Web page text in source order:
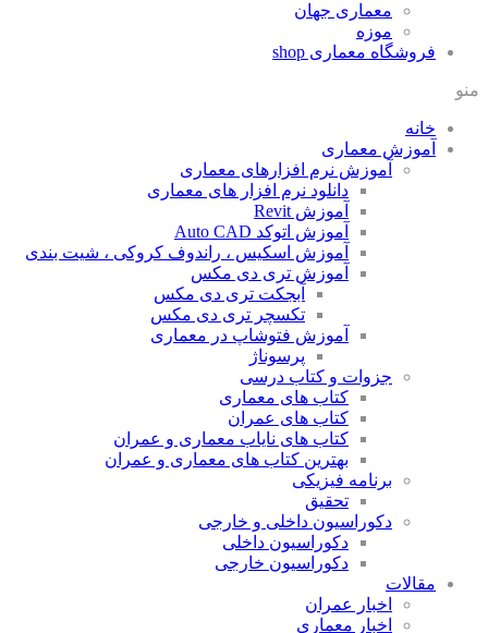
معماری جهان
موزه
فروشگاه معماری shop
منو
خانه
آموزش معماری
آموزش نرم افزارهای معماری
دانلود نرم افزار های معماری
آموزش Revit
آموزش اتوکد Auto CAD
آموزش اسکیس ، راندوف کروکی ، شیت بندی
آموزش تری دی مکس
آبجکت تری دی مکس
تکسچر تری دی مکس
آموزش فتوشاپ در معماری
پرسوناژ
جزوات و کتاب درسی
کتاب های معماری
کتاب های عمران
کتاب های نایاب معماری و عمران
بهترین کتاب های معماری و عمران
برنامه فیزیکی
تحقیق
دکوراسیون داخلی و خارجی
دکوراسیون داخلی
دکوراسیون خارجی
مقالات
اخبار عمران
اخبار معماری